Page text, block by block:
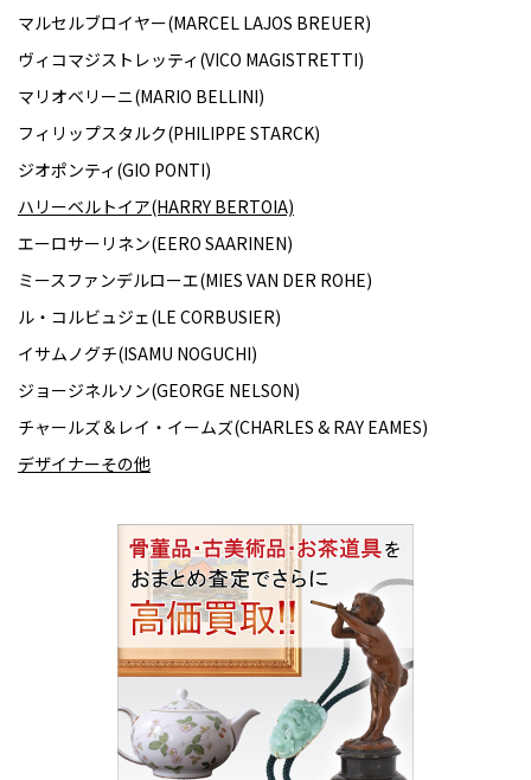
マルセルブロイヤー(MARCEL LAJOS BREUER)
ヴィコマジストレッティ(VICO MAGISTRETTI)
マリオベリーニ(MARIO BELLINI)
フィリップスタルク(PHILIPPE STARCK)
ジオポンティ(GIO PONTI)
ハリーベルトイア(HARRY BERTOIA)
エーロサーリネン(EERO SAARINEN)
ミースファンデルローエ(MIES VAN DER ROHE)
ル・コルビュジェ(LE CORBUSIER)
イサムノグチ(ISAMU NOGUCHI)
ジョージネルソン(GEORGE NELSON)
チャールズ＆レイ・イームズ(CHARLES & RAY EAMES)
デザイナーその他